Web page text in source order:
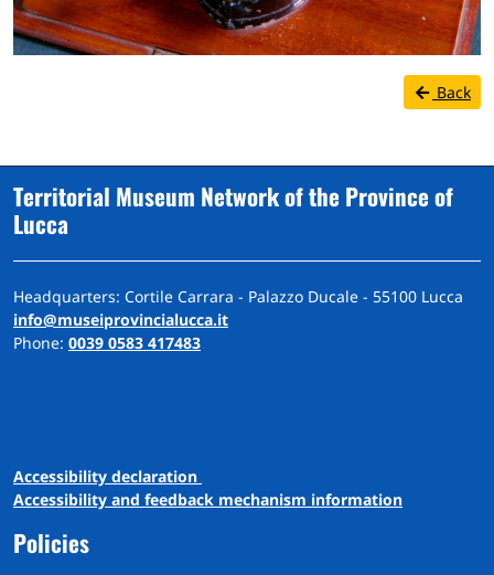
Back
Territorial Museum Network of the Province of
Lucca
Headquarters: Cortile Carrara - Palazzo Ducale - 55100 Lucca
info@museiprovincialucca.it
Phone: 0039 0583 417483
Accessibility declaration
Accessibility and feedback mechanism information
Policies